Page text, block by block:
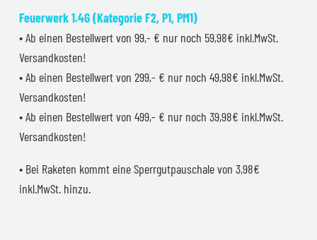
Feuerwerk 1.4G (Kategorie F2, P1, PM1)
• Ab einen Bestellwert von 99,- € nur noch 59,98€ inkl.MwSt.
Versandkosten!
• Ab einen Bestellwert von 299,- € nur noch 49,98€ inkl.MwSt.
Versandkosten!
• Ab einen Bestellwert von 499,- € nur noch 39,98€ inkl.MwSt.
Versandkosten!
• Bei Raketen kommt eine Sperrgutpauschale von 3,98€
inkl.MwSt. hinzu.